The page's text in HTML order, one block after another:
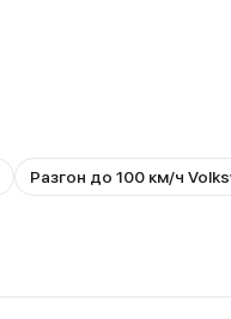
Разгон до 100 км/ч